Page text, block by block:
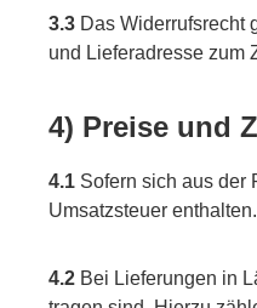
3.3 Das Widerrufsrecht
und Lieferadresse zum
4) Preise und
4.1 Sofern sich aus der
Umsatzsteuer
4.2 Bei Lieferungen in